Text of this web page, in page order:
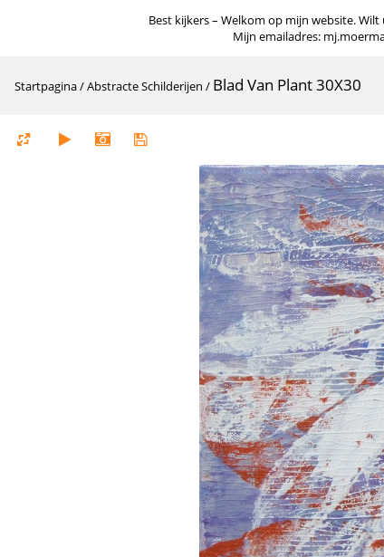
Best kijkers – Welkom op mijn website.
Mijn emailadres:
Startpagina/Abstracte Schilderijen / Blad Van Plant 30X30